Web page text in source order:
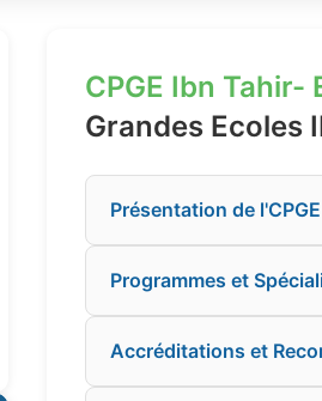
CPGE Ibn Tahir-
Grandes Ecoles
Présentation de
Programmes et
Accréditations et